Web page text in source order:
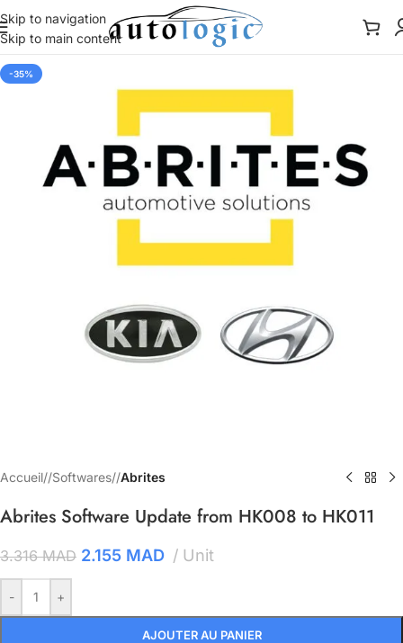
Skip to navigation
Skip to main content
-35%
Accueil/ Softwares/ Abrites
Abrites Software Update from HK008 to HK011
3.316MAD 2.155 MAD Unit
- +
AJOUTER AU PANIER